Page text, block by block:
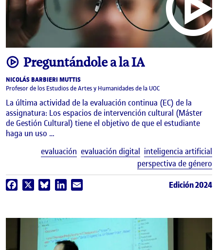
videoPreguntándole a la IA
NICOLÁS BARBIERI MUTTIS
Profesor de los Estudios de Artes y Humanidades de la UOC
La última actividad de la evaluación continua (EC) de la
assignatura: Los espacios de intervención cultural (Máster
de Gestión Cultural) tiene el objetivo de que el estudiante
haga un uso …
evaluación evaluación digital inteligencia artificial
perspectiva de género
Facebook BlueskyLinkedIn Edición 2024